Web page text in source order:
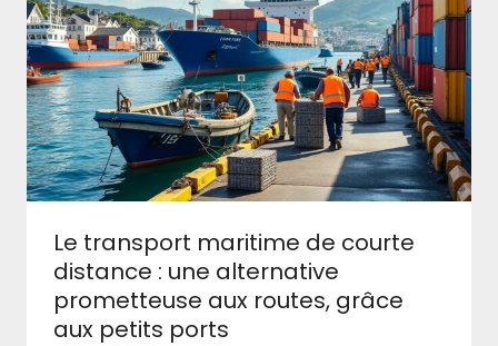
Le transport maritime de courte
distance : une alternative
prometteuse aux routes, grâce
aux petits ports